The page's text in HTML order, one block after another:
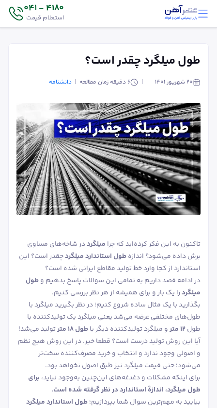
4180 - 041
استعلام قیمت
طول میلگرد چقدر است؟
۲۰ شهریور ۱۴۰۱ 6 دقیقه زمان مطالعه دانشنامه
تاکنون به این فکر کرده‌اید که چرا میلگرددر شاخه‌های مساوی
برش داده می‌شود؟ اندازهطول استاندارد میلگردچقدر است؟ این
استاندارد از کجا وارد خط تولید مقاطع ایرانی شده است؟
در ادامه قصد داریم به تمامی این سوالات پاسخ بدهیم وطول
میلگردرا یک بار و برای همیشه از هر نظر بررسی کنیم.
بگذارید با یک مثال ساده شروع کنیم؛ در نظر بگیرید میلگرد با
طول‌های مختلفی عرضه می‌شد یعنی میلگرد یک تولیدکننده با
طول۱۲ متر و میلگرد تولیدکننده دیگر باطول ۱۸ متر
تولید می‌شد!
آیا این روش تولید درست است؟ قطعا خیر. در این روش هیچ نظم
و اصولی وجود ندارد و انتخاب و خرید مصرف‌کننده سخت‌تر
می‌شود؛ حتی قیمت میلگرد نیز طبق اصول نخواهد بود.
برای اینکه مشکلات و دغدغه‌های این‌چنین به‌وجود نیاید، برای
طول میلگرد، اندازۀ استاندارد در نظر گرفته شده است.
بیایید به مهم‌ترین سوال شما بپردازیم؛طول استاندارد میلگرد